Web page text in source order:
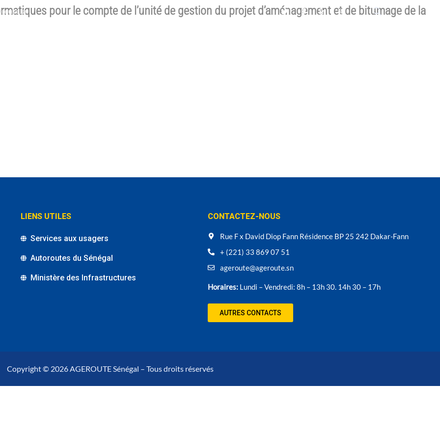
pour le compte de l’unité de gestion du projet d’aménagement et de bitumage de la
LIENS UTILES
Services aux usagers
Autoroutes du Sénégal
Ministère des Infrastructures
CONTACTEZ-NOUS
Rue F x David Diop Fann Résidence BP 25 242 Dakar-Fann
+ (221) 33 869 07 51
ageroute@ageroute.sn
Horaires: Lundi – Vendredi: 8h – 13h 30. 14h 30 – 17h
AUTRES CONTACTS
Copyright © 2026 AGEROUTE Sénégal – Tous droits réservés